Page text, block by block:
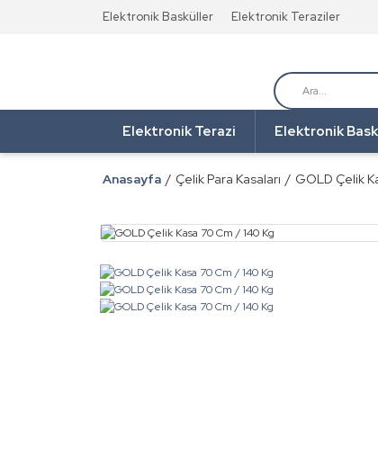
Elektronik Basküller Elektronik Teraziler
Elektronik Terazi Elektronik
Anasayfa Çelik Para Kasaları GOLD Çelik